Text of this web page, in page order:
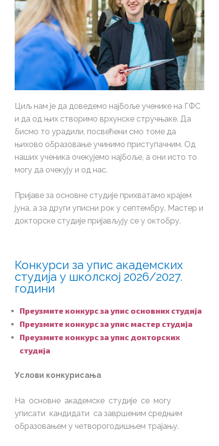
Циљ нам је да доведемо најбоље ученике на ГФС
и да од њих створимо врхунске стручњаке. Да
бисмо то урадили, посвећени смо томе да
њихово образовање учинимо приступачним. Од
наших ученика очекујемо најбоље, а они исто то
могу да очекују и од нас.
Пријаве за основне студије прихватамо крајем
јуна, а за други уписни рок у септембру. Мастер и
докторске студије пријављују се у октобру.
Конкурси за упис академских
студија у шкoлској 2026/2027.
години
Преузмите конкурс за упис основних студија
Преузмите конкурс за упис мастер студија
Преузмите конкурс за упис докторских
студија
Услови конкурисања
На основне академске студије се могу
уписати кандидати са завршеним средњим
образовањем у четворогодишњем трајању.